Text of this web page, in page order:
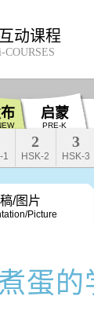
互动课程
i-COURSES
启蒙
PRE-K
1
2
HSK-2
3
HSK-3
/图片
Picture
蛋的